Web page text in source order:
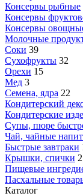
Консервы рыбные
Консервы
Консервы
Молочные
Соки 39
Сухофрукты 32
Орехи 15
Мед 3
Семена, ядра 22
Кондитерский
Кондитерские
Супы, пюре
Чай, чайные
Быстрые завтраки
Крышки, спички 2
Пищевые
Пасхальные
Каталог